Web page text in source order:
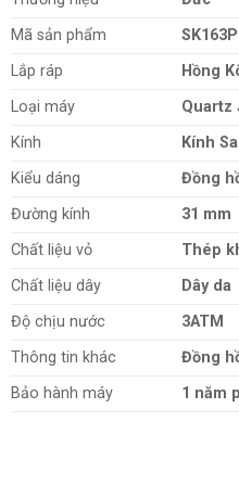
Mã sản phẩm
Lắp ráp
Hồng
Loại máy
Quartz
Kính
Kính
Kiểu dáng
Đồng
Đường kính
31 mm
Chất liệu vỏ
Thép
Chất liệu dây
Dây da
Độ chịu nước
3ATM
Thông tin khác
Đồng
Bảo hành máy
1 năm